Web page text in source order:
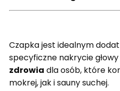
Czapka jest idealnym
specyficzne nakrycie
zdrowia dla osób, które
mokrej, jak i sauny suchej.